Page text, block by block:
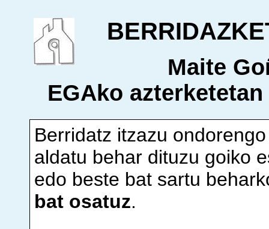
Maite
EGAko
Berridatz itzazu
aldatu behar dituzu goiko
edo beste bat sartu
bat osatuz.